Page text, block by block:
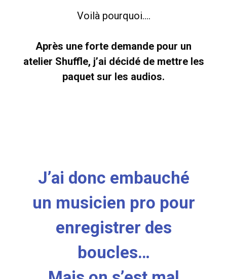
Voilà pourquoi….
Après une forte demande pour un
atelier Shuffle, j’ai décidé de mettre les
paquet sur les audios.
J’ai donc embauché
un musicien pro pour
enregistrer des
boucles…